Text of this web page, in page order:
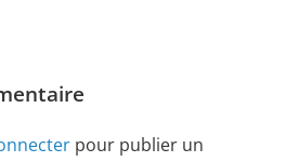
pour publier un